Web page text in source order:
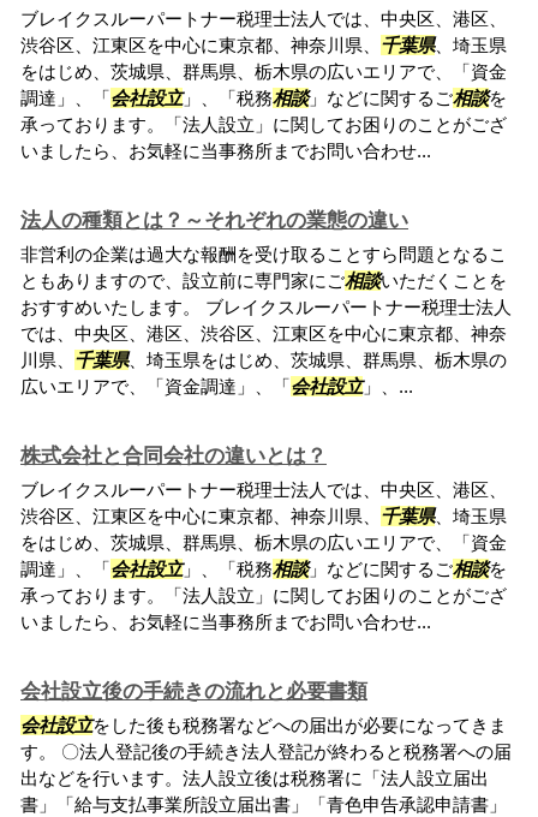
ブレイクスルーパートナー税理士法人では、中央区、港区、
渋谷区、江東区を中心に東京都、神奈川県、 千葉県、埼玉県
をはじめ、茨城県、群馬県、栃木県の広いエリアで、「資金
調達」、「会社設立」、「税務相談」などに関するご相談を
承っております。「法人設立」に関してお困りのことがござ
いましたら、お気軽に当事務所までお問い合わせ...
法人の種類とは？～それぞれの業態の違い
非営利の企業は過大な報酬を受け取ることすら問題となるこ
ともありますので、設立前に専門家にご相談いただくことを
おすすめいたします。 ブレイクスルーパートナー税理士法人
では、中央区、港区、渋谷区、江東区を中心に東京都、神奈
川県、 千葉県、埼玉県をはじめ、茨城県、群馬県、栃木県の
広いエリアで、「資金調達」、「会社設立」、...
株式会社と合同会社の違いとは？
ブレイクスルーパートナー税理士法人では、中央区、港区、
渋谷区、江東区を中心に東京都、神奈川県、 千葉県、埼玉県
をはじめ、茨城県、群馬県、栃木県の広いエリアで、「資金
調達」、「会社設立」、「税務相談」などに関するご相談を
承っております。「法人設立」に関してお困りのことがござ
いましたら、お気軽に当事務所までお問い合わせ...
会社設立後の手続きの流れと必要書類
会社設立をした後も税務署などへの届出が必要になってきま
す。 〇法人登記後の手続き法人登記が終わると税務署への届
出などを行います。法人設立後は税務署に「法人設立届出
書」「給与支払事業所設立届出書」「青色申告承認申請書」